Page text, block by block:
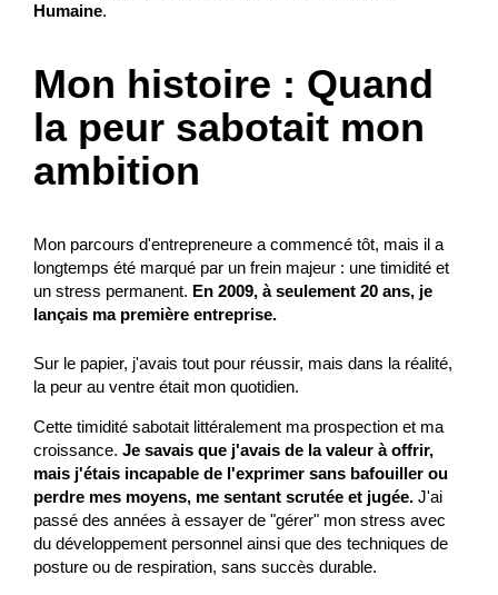
Humaine.
Mon histoire : Quand
la peur sabotait mon
ambition
Mon parcours d'entrepreneure a commencé tôt, mais il a
longtemps été marqué par un frein majeur : une timidité et
un stress permanent. En 2009, à seulement 20 ans, je
lançais ma première entreprise.
Sur le papier, j'avais tout pour réussir, mais dans la réalité,
la peur au ventre était mon quotidien.
Cette timidité sabotait littéralement ma prospection et ma
croissance. Je savais que j'avais de la valeur à offrir,
mais j'étais incapable de l'exprimer sans bafouiller ou
perdre mes moyens, me sentant scrutée et jugée.J'ai
passé des années à essayer de "gérer" mon stress avec
du développement personnel ainsi que des techniques de
posture ou de respiration, sans succès durable.